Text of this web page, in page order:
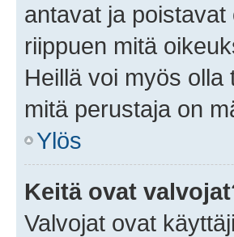
antavat ja
riippuen mitä
Heillä voi myös
mitä perustaja on
Ylös
Keitä ovat
Valvojat ovat